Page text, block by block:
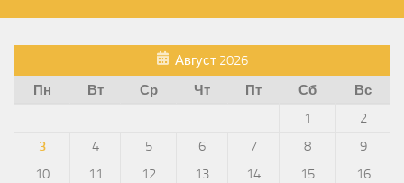
Август 2026
Пн
Вт Ср Чт Пт Сб
Вс
1
2
3
4 5 6 7 8
9
10
11 12 13 14 15
16